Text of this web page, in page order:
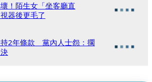
！陌生女「坐客廳直
器後更毛了
2年條款 黨內人士怨：擱